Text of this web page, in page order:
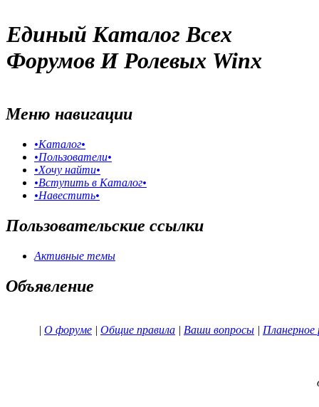
Единый Каталог Всех
Форумов И Ролевых Winx
Меню навигации
•Каталог•
•Пользователи•
•Хочу найти•
•Вступить в Каталог•
•Навестить•
Пользовательские ссылки
Активные темы
Объявление
| О форуме | Общие правила | Ваши вопросы | Планерное